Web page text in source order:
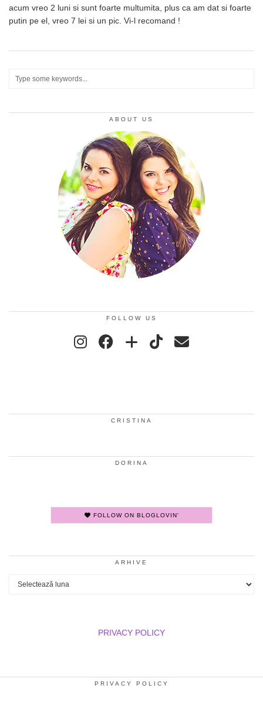
acum vreo 2 luni si sunt foarte multumita, plus ca am dat si foarte
putin pe el, vreo 7 lei si un pic. Vi-l recomand !
ABOUT US
FOLLOW US
CRISTINA
DORINA
FOLLOW ON BLOGLOVIN'
ARHIVE
Arhive
PRIVACY POLICY
PRIVACY POLICY